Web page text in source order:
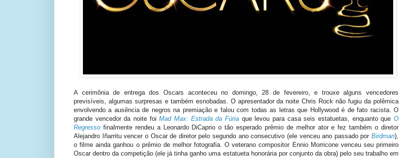
A cerimônia de entrega dos Oscars aconteceu no domingo, 28 de fevereiro, e trouxe alguns vencedores
previsíveis, algumas surpresas e também esnobadas. O apresentador da noite Chris Rock não fugiu da polêmica
envolvendo a ausência de negros na premiação e falou com todas as letras que Hollywood é de fato racista. O
grande vencedor da noite foiMad Max: Estrada da Fúria que levou para casa seis estatuetas, enquanto queO
Regresso finalmente rendeu a Leonardo DiCaprio o tão esperado prêmio de melhor ator e fez também o diretor
Alejandro Iñarritu vencer o Oscar de diretor pelo segundo ano consecutivo (ele venceu ano passado por Birdman),
o filme ainda ganhou o prêmio de melhor fotografia. O veterano compositor Ennio Morricone venceu seu primeiro
Oscar dentro da competição (ele já tinha ganho uma estatueta honorária por conjunto da obra) pelo seu trabalho em